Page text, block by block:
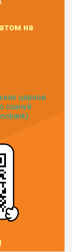
на
церков
скануй